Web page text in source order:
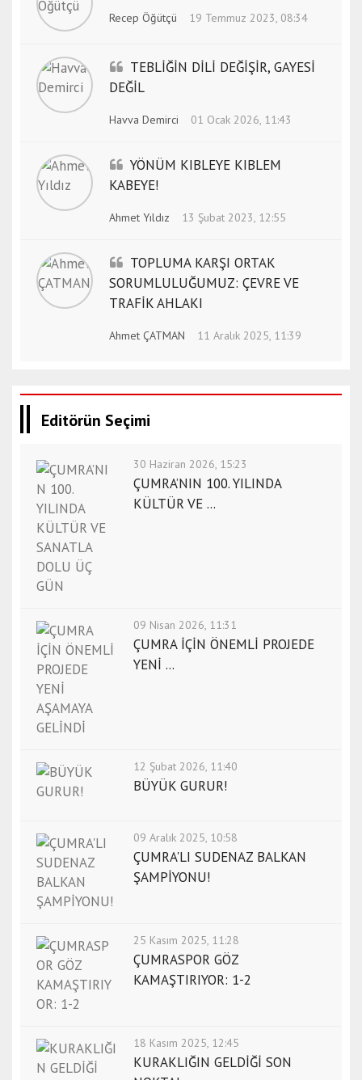
Recep Öğütçü 19 Temmuz 2023, 08:34
TEBLİĞİN DİLİ DEĞİŞİR, GAYESİ
DEĞİL
Havva Demirci 01 Ocak 2026, 11:43
YÖNÜM KIBLEYE KIBLEM
KABEYE!
Ahmet Yıldız 13 Şubat 2023, 12:55
TOPLUMA KARŞI ORTAK
SORUMLULUĞUMUZ: ÇEVRE VE
TRAFİK AHLAKI
Ahmet ÇATMAN 11 Aralık 2025, 11:39
Editörün Seçimi
30 Haziran 2026, 15:23
ÇUMRA’NIN 100. YILINDA
KÜLTÜR VE ...
09 Nisan 2026, 11:31
ÇUMRA İÇİN ÖNEMLİ PROJEDE
YENİ ...
12 Şubat 2026, 11:40
BÜYÜK GURUR!
09 Aralık 2025, 10:58
ÇUMRA'LI SUDENAZ BALKAN
ŞAMPİYONU!
25 Kasım 2025, 11:28
ÇUMRASPOR GÖZ
KAMAŞTIRIYOR: 1-2
18 Kasım 2025, 12:45
KURAKLIĞIN GELDİĞİ SON